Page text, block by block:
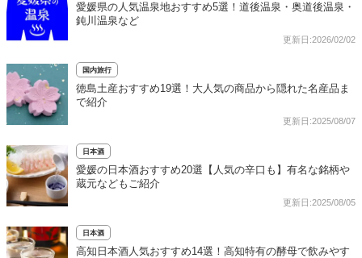
愛媛県の人気温泉地おすすめ5選！道後温泉・奥道後温泉・
鈍川温泉など
更新日:2026/02/02
国内旅行
徳島土産おすすめ19選！大人気の商品から隠れた名産品ま
で紹介
更新日:2025/08/07
日本酒
愛媛の日本酒おすすめ20選【人気の辛口も】有名な銘柄や
蔵元などもご紹介
更新日:2025/08/05
日本酒
高知日本酒人気おすすめ14選！高知特有の酵母で飲みやす